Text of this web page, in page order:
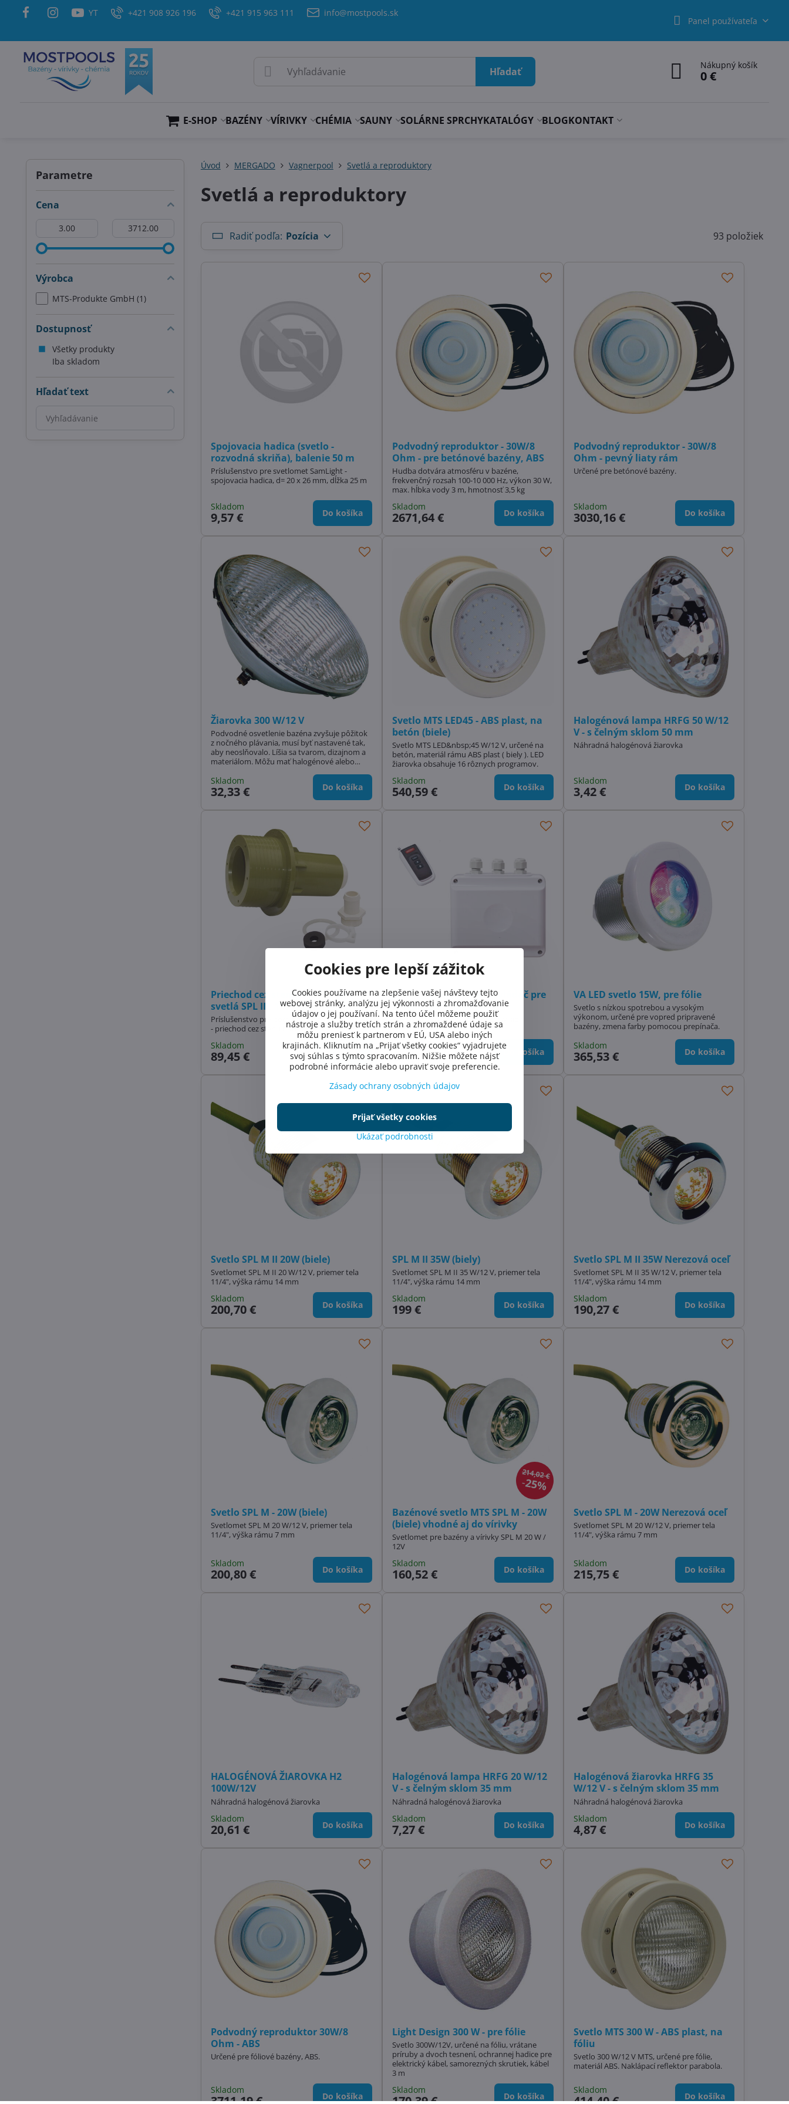
YT +421 908 926 196 +421 915 963 111 info@mostpools.sk
Panel používateľa
Hľadať
Nákupný košík
0 €
E-SHOP BAZÉNY VÍRIVKY CHÉMIA SAUNY SOLÁRNE SPRCHYKATALÓGY BLOGKONTAKT
Úvod MERGADO Vagnerpool Svetlá a reproduktory
Svetlá a reproduktory
Radiť podľa: Pozícia 93 položiek
Spojovacia hadica (svetlo -
rozvodná skriňa), balenie 50 m
Príslušenstvo pre svetlomet SamLight -
spojovacia hadica, d= 20 x 26 mm, dĺžka 25 m
Skladom
9,57 € Do košíka
Podvodný reproduktor - 30W/8
Ohm - pre betónové bazény, ABS
Hudba dotvára atmosféru v bazéne,
frekvenčný rozsah 100-10 000 Hz, výkon 30 W,
max. hĺbka vody 3 m, hmotnosť 3,5 kg
Skladom
2671,64 € Do košíka
Podvodný reproduktor - 30W/8
Ohm - pevný liaty rám
Určené pre betónové bazény.
Skladom
3030,16 € Do košíka
Žiarovka 300 W/12 V
Podvodné osvetlenie bazéna zvyšuje pôžitok
z nočného plávania, musí byť nastavené tak,
aby neoslňovalo. Líšia sa tvarom, dizajnom a
materiálom. Môžu mať halogénové alebo
Skladom
32,33 € Do košíka
Svetlo MTS LED45 - ABS plast, na
betón (biele)
Svetlo MTS LED&nbsp;45 W/12 V, určené na
betón, materiál rámu ABS plast ( biely ). LED
žiarovka obsahuje 16 rôznych programov.
Skladom
540,59 € Do košíka
Halogénová lampa HRFG 50 W/12
V - s čelným sklom 50 mm
Náhradná halogénová žiarovka
Skladom
3,42 € Do košíka
Priechod cez stenu bazéna pre
svetlá SPL III, 150MM
Príslušenstvo pre podvodné osvetlenie SPL III
- priechod cez stenu bazéna, dĺžka 150 mm
Skladom
89,45 € Do košíka
Diaľkové ovládanie + ovládač pre
svetlá Spectravision
Príslušenstvo pre svetlá Spectravision
Skladom
219,18 € Do košíka
VA LED svetlo 15W, pre fólie
Svetlo s nízkou spotrebou a vysokým
výkonom, určené pre vopred pripravené
bazény, zmena farby pomocou prepínača.
Skladom
365,53 € Do košíka
Svetlo SPL M II 20W (biele)
Svetlomet SPL M II 20 W/12 V, priemer tela
11/4", výška rámu 14 mm
Skladom
200,70 € Do košíka
SPL M II 35W (biely)
Svetlomet SPL M II 35 W/12 V, priemer tela
11/4", výška rámu 14 mm
Skladom
199 € Do košíka
Svetlo SPL M II 35W Nerezová oceľ
Svetlomet SPL M II 35 W/12 V, priemer tela
11/4", výška rámu 14 mm
Skladom
190,27 € Do košíka
Svetlo SPL M - 20W (biele)
Svetlomet SPL M 20 W/12 V, priemer tela
11/4", výška rámu 7 mm
Skladom
200,80 € Do košíka
214,02 €
25%
Bazénové svetlo MTS SPL M - 20W
(biele) vhodné aj do vírivky
Svetlomet pre bazény a vírivky SPL M 20 W /
12V
Skladom
160,52 € Do košíka
Svetlo SPL M - 20W Nerezová oceľ
Svetlomet SPL M 20 W/12 V, priemer tela
11/4", výška rámu 7 mm
Skladom
215,75 € Do košíka
HALOGÉNOVÁ ŽIAROVKA H2
100W/12V
Náhradná halogénová žiarovka
Skladom
20,61 € Do košíka
Halogénová lampa HRFG 20 W/12
V - s čelným sklom 35 mm
Náhradná halogénová žiarovka
Skladom
7,27 € Do košíka
Halogénová žiarovka HRFG 35
W/12 V - s čelným sklom 35 mm
Náhradná halogénová žiarovka
Skladom
4,87 € Do košíka
Podvodný reproduktor 30W/8
Ohm - ABS
Určené pre fóliové bazény, ABS.
Skladom
Do košíka
Light Design 300 W - pre fólie
Svetlo 300W/12V, určené na fóliu, vrátane
príruby a dvoch tesnení, ochrannej hadice pre
elektrický kábel, samorezných skrutiek, kábel
3 m
Skladom
Do košíka
Svetlo MTS 300 W - ABS plast, na
fóliu
Svetlo 300 W/12 V MTS, určené pre fólie,
materiál ABS. Naklápací reflektor parabola.
Skladom
Do košíka
Parametre
Cena
Výrobca
MTS-Produkte GmbH (1)
Dostupnosť
Všetky produkty
Iba skladom
Hľadať text
Prehľadať
výsledky
filtra
Cookies pre lepší zážitok
Cookies používame na zlepšenie vašej návštevy tejto
webovej stránky, analýzu jej výkonnosti a zhromažďovanie
údajov o jej používaní. Na tento účel môžeme použiť
nástroje a služby tretích strán a zhromaždené údaje sa
môžu preniesť k partnerom v EÚ, USA alebo iných
krajinách. Kliknutím na „Prijať všetky cookies“ vyjadrujete
svoj súhlas s týmto spracovaním. Nižšie môžete nájsť
podrobné informácie alebo upraviť svoje preferencie.
Zásady ochrany osobných údajov
Ukázať podrobnosti
Prijať všetky cookies